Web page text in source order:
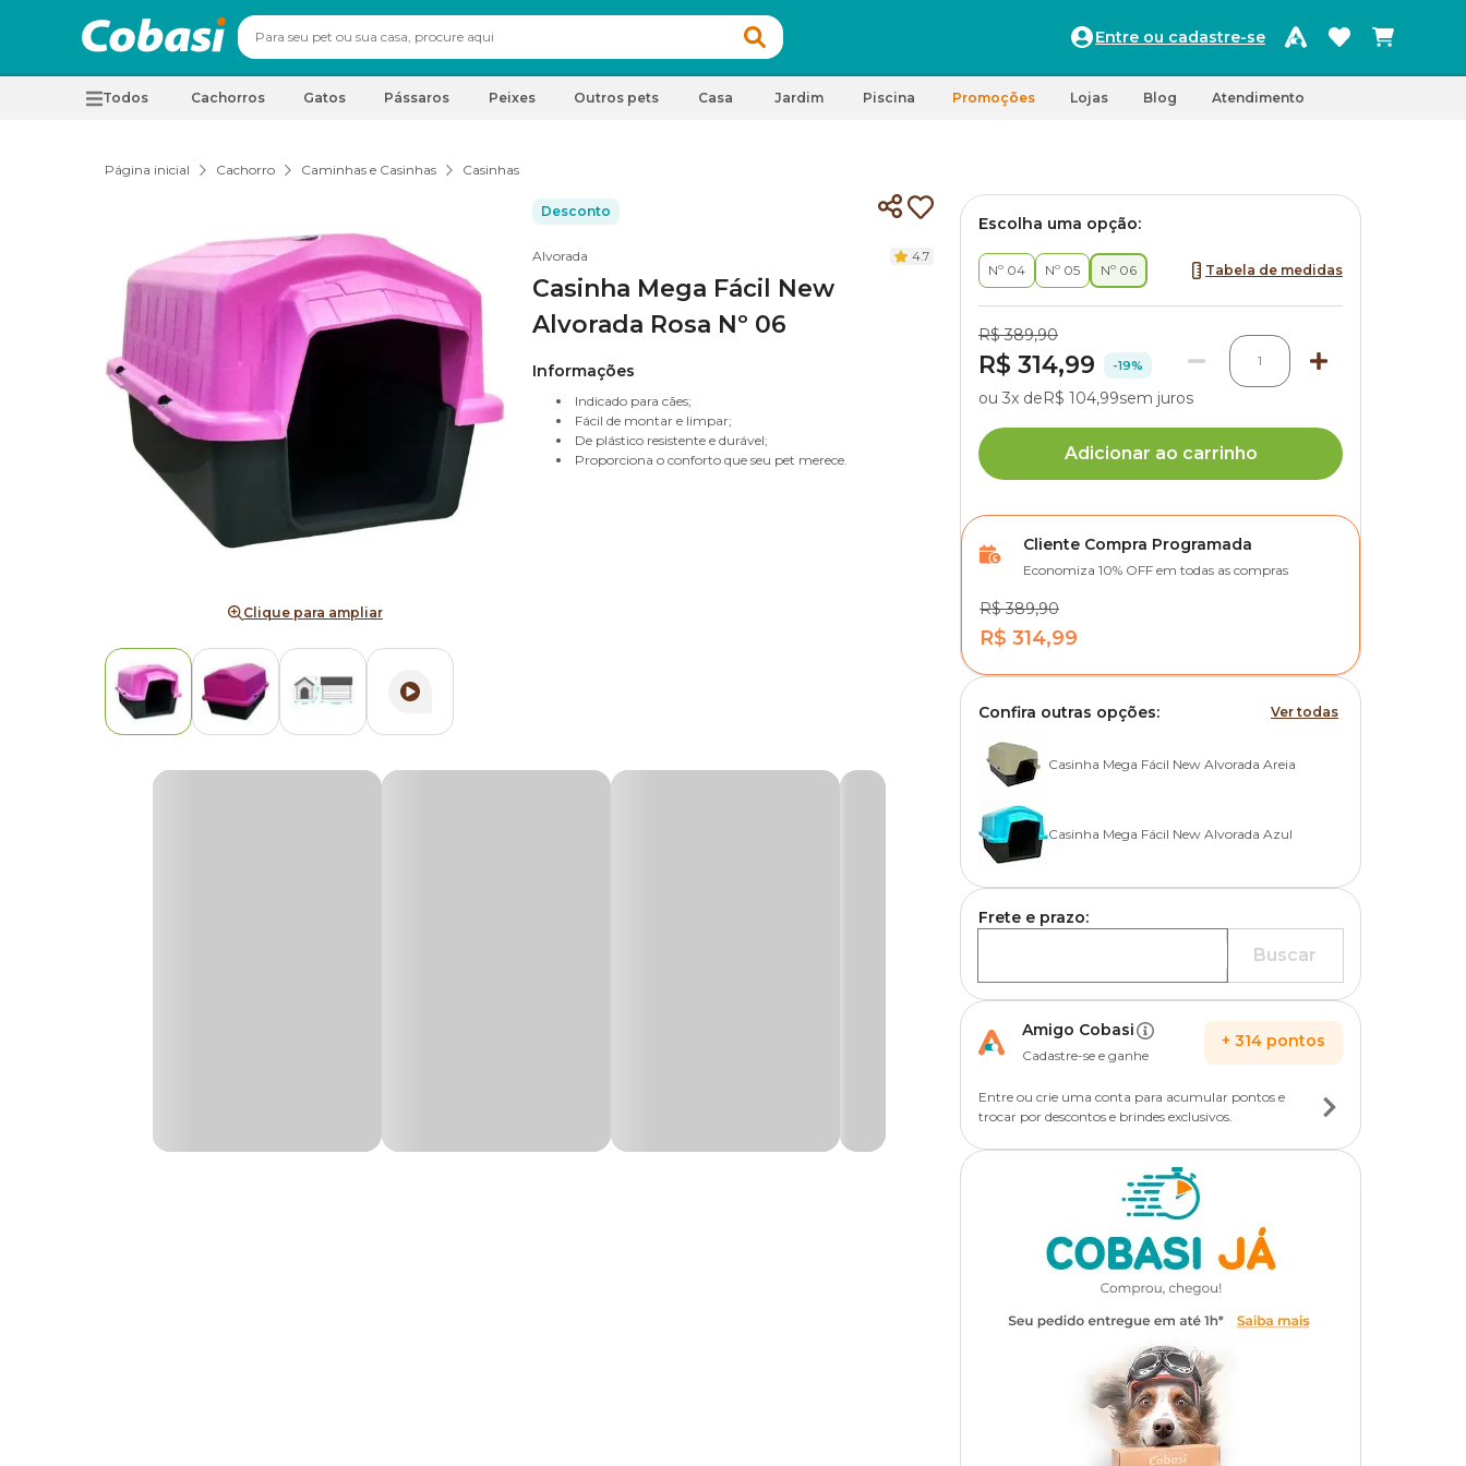
Entre ou cadastre-se
Todos Cachorros Gatos Pássaros Peixes Outros pets Casa Jardim Piscina Promoções Lojas Blog Atendimento
Página inicial Cachorro Caminhas e Casinhas Casinhas
Clique para ampliar
Desconto
Alvorada 4.7
Casinha Mega Fácil New
Alvorada Rosa Nº 06
Informações
Indicado para cães;
Fácil de montar e limpar;
De plástico resistente e durável;
Proporciona o conforto que seu pet merece.
Escolha uma opção:
Nº 04 Nº 05 Nº 06 Tabela de medidas
R$ 389,90
R$ 314,99 -19% 1
ou 3x deR$ 104,99sem juros
Adicionar ao carrinho
Cliente Compra Programada
Economiza 10% OFF em todas as compras
R$ 389,90
R$ 314,99
Confira outras opções: Ver todas
Casinha Mega Fácil New Alvorada Areia
Casinha Mega Fácil New Alvorada Azul
Frete e prazo:
Buscar
Amigo Cobasi
Cadastre-se e ganhe
+ 314 pontos
Entre ou crie uma conta para acumular pontos e
trocar por descontos e brindes exclusivos.